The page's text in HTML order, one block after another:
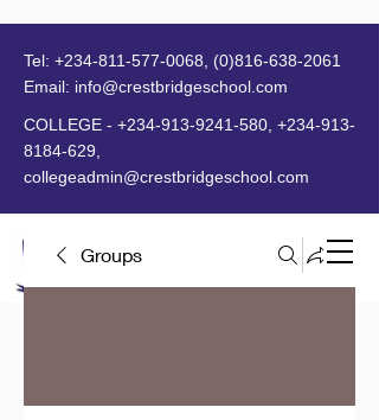
MENU
Tel: +234-811-577-0068
(0)816-638-2061
Email: info@crestbridgeschool.com
COLLEGE - +234-913-9241-580 +234-913-
8184-629
collegeadmin@crestbridgeschool.com
Groups